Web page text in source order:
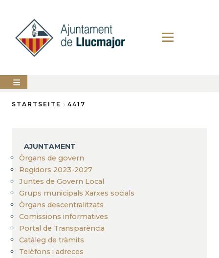
AJUNTAMENT
SERVEIS
MUNICIPALS
PERFIL
DEL
CONTRACTANT
ANUNCIS
STARTSEITE 4417
AJUNTAMENT
Òrgans de govern
Regidors 2023-2027
Juntes de Govern Local
Grups municipals Xarxes socials
Òrgans descentralitzats
Comissions informatives
Portal de Transparència
Catàleg de tràmits
Telèfons i adreces